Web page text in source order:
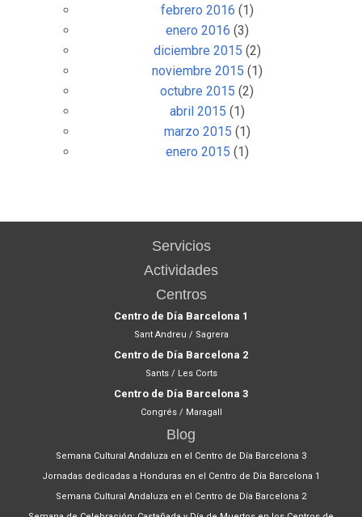
febrero 2016 (1)
enero 2016 (3)
diciembre 2015 (2)
noviembre 2015 (1)
octubre 2015 (2)
abril 2015 (1)
marzo 2015 (1)
enero 2015 (1)
Servicios
Actividades
Centros
Centro de Día Barcelona 1
Sant Andreu / Sagrera
Centro de Día Barcelona 2
Sants / Les Corts
Centro de Día Barcelona 3
Congrés / Maragall
Blog
Semana Cultural Andaluza en el Centro de Día Barcelona 3
Jornadas dedicadas a Honduras en el Centro de Día Barcelona 1
Semana Cultural Andaluza en el Centro de Día Barcelona 2